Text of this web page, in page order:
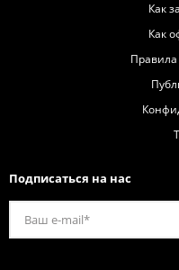
Как
Как
Подписаться на нас